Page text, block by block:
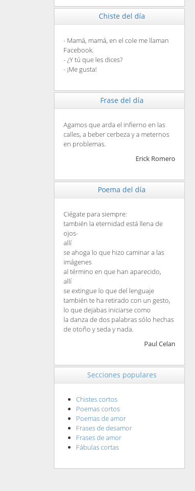
Chiste del día
- Mamá, mamá, en el cole me llaman
Facebook.
- ¿Y tú que les dices?
- ¡Me gusta!
Frase del día
Agamos que arda el infierno en las
calles, a beber cerbeza y a meternos
en problemas.
Erick Romero
Poema del día
Ciégate para siempre:
también la eternidad está llena de
ojos-
allí
se ahoga lo que hizo caminar a las
imágenes
al término en que han aparecido,
allí
se extingue lo que del lenguaje
también te ha retirado con un gesto,
lo que dejabas iniciarse como
la danza de dos palabras sólo hechas
de otoño y seda y nada.
Paul Celan
Secciones populares
Chistes cortos
Poemas cortos
Poemas de amor
Frases de desamor
Frases de amor
Fábulas cortas